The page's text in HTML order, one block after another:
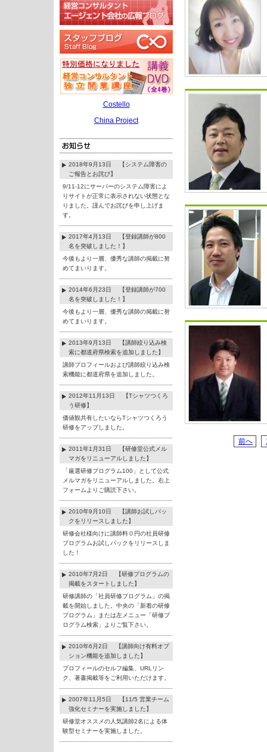
Costello
China Project
2018年9月13日 【システム障害の
ご報告とお詫び】
9/11-12にサーバーのシステム障害によ
りサイトが正常に表示されない状態とな
りました。謹んでお詫びを申し上げま
す。
2017年4月13日 【登録講師が800
名を突破しました！】
今後もより一層、優秀な講師の掲載に努
めてまいります。
2014年6月23日 【登録講師が700
名を突破しました！】
今後もより一層、優秀な講師の掲載に努
めてまいります。
2013年9月13日 【講師絞り込み検
索に都道府県検索を追加しました】
講師プロフィールおよび講師絞り込み検
索機能に都道府県を追加しました。
2012年11月13日 【Tシャツつくろ
う研修】
価値観共有したいならTシャツつくろう
研修をアップしました。
2011年1月31日 【研修堂公式メル
マガをリニューアルしました】
「厳選研修プログラム100」として公式
メルマガをリニューアルしました。右上
フォームよりご購読下さい。
2010年9月10日 【講師お試しパッ
クをリリースしました】
研修会社様向けに講師料０円の社員研修
プログラムお試しパックをリリースしま
した！
2010年7月2日 【研修プログラムの
掲載をスタートしました】
研修講師の「社員研修プログラム」の掲
載を開始しました。中央の「新着の研修
プログラム」または左メニュー「研修プ
ログラム検索」よりご覧下さい。
2010年6月2日 【講師向け有料オプ
ション機能を追加しました】
プロフィールのセルフ編集、URLリン
ク、著書掲載等をご利用いただけます。
2007年11月5日 【11/5 営業チーム
強化セミナーを実施しました】
研修堂オススメの人気講師2名による体
験型セミナーを実施しました。
前へ